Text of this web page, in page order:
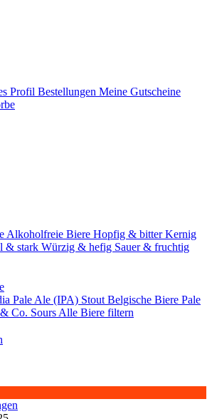
Profil Bestellungen Meine Gutscheine
Alkoholfreie Biere Hopfig & bitterKernig
& stark Würzig & hefig Sauer & fruchtig
Pale Ale (IPA) Stout Belgische Biere Pale
Co. Sours Alle Biere filtern